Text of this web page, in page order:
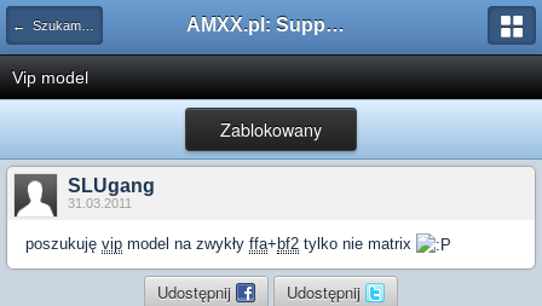
← Szukam pluginu AMXX.pl: Support AMX Mod X i SourceMod
Vip model
Zablokowany
SLUgang
31.03.2011
poszukuję vip model na zwykły ffa+ bf2 tylko nie matrix
Udostępnij Udostępnij